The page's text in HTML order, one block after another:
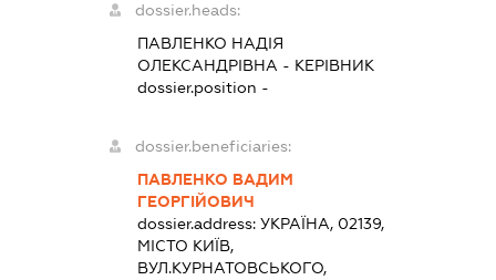
dossier.heads:
ПАВЛЕНКО НАДІЯ
ОЛЕКСАНДРІВНА - КЕРІВНИК
dossier.position -
dossier.beneficiaries:
ПАВЛЕНКО ВАДИМ
ГЕОРГІЙОВИЧ
dossier.address:УКРАЇНА, 02139,
МІСТО КИЇВ,
ВУЛ.КУРНАТОВСЬКОГО,